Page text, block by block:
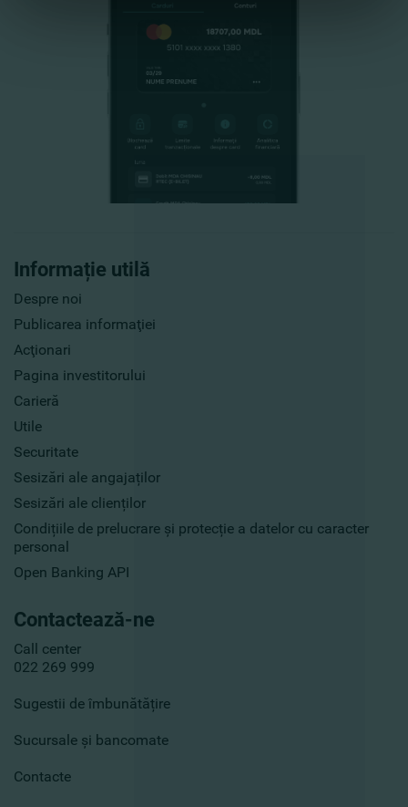
Informație utilă
Despre noi
Publicarea informaţiei
Acţionari
Pagina investitorului
Carieră
Utile
Securitate
Sesizări ale angajaților
Sesizări ale clienților
Condițiile de prelucrare și protecție a datelor cu caracter
personal
Open Banking API
Contactează-ne
Call center
022 269 999
Sugestii de îmbunătățire
Sucursale și bancomate
Contacte